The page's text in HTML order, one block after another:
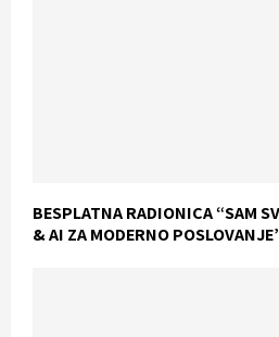
BESPLATNA RADIONICA “SAM
& AI ZA MODERNO